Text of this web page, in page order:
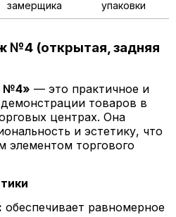
замерщика
упаковки
№4 (открытая, задняя
№4» — это практичное и
товаров в
центрах. Она
и эстетику, что
элементом торгового
обеспечивает равномерное